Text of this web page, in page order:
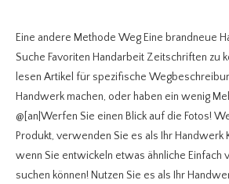
Eine andere Methode Weg Eine brandneue
Suche Favoriten Handarbeit Zeitschriften zu
lesen Artikel für spezifische
Handwerk machen, oder haben ein wenig
@[an|Werfen Sie einen Blick auf die Fotos!
Produkt, verwenden Sie es als Ihr Handwerk
wenn Sie entwickeln etwas ähnliche Einfach
suchen können! Nutzen Sie es als Ihr